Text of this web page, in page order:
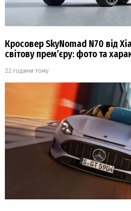
Кросовер SkyNomad N70 від
світову прем’єру: фото та
22 години тому